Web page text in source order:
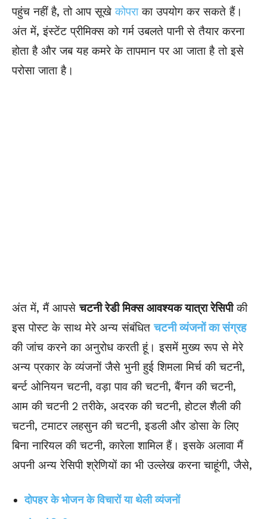
पहुंच नहीं है, तो आप सूखेकोपराका उपयोग कर सकते हैं।
अंत में, इंस्टेंट प्रीमिक्स को गर्म उबलते पानी से तैयार करना
होता है और जब यह कमरे के तापमान पर आ जाता है तो इसे
परोसा जाता है।
अंत में, मैं आपसेचटनी रेडी मिक्स आवश्यक यात्रा रेसिपीकी
इस पोस्ट के साथ मेरे अन्य संबंधितचटनी व्यंजनों का संग्रह
की जांच करने का अनुरोध करती हूं। इसमें मुख्य रूप से मेरे
अन्य प्रकार के व्यंजनों जैसे भुनी हुई शिमला मिर्च की चटनी,
बर्न्ट ओनियन चटनी, वड़ा पाव की चटनी, बैंगन की चटनी,
आम की चटनी 2 तरीके, अदरक की चटनी, होटल शैली की
चटनी, टमाटर लहसुन की चटनी, इडली और डोसा के लिए
बिना नारियल की चटनी, कारेला शामिल हैं। इसके अलावा मैं
अपनी अन्य रेसिपी श्रेणियों का भी उल्लेख करना चाहूंगी, जैसे,
दोपहर के भोजन के विचारों या थेली व्यंजनों